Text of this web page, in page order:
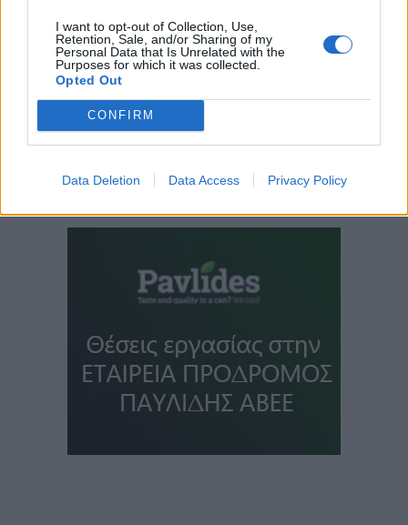
I want to opt-out of Collection, Use,
Retention, Sale, and/or Sharing of my
Personal Data that Is Unrelated with the
Purposes for which it was collected.
Opted Out
CONFIRM
Data Deletion Data Access Privacy Policy